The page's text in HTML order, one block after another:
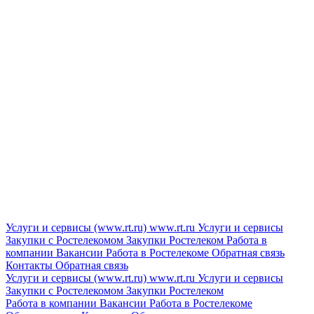
Услуги и сервисы (www.rt.ru) www.rt.ru Услуги и сервисы
Закупки с Ростелекомом Закупки Ростелеком Работа в
компании Вакансии Работа в Ростелекоме Обратная связь
Контакты Обратная связь
Услуги и сервисы (www.rt.ru) www.rt.ru Услуги и сервисы
Закупки с Ростелекомом Закупки Ростелеком
Работа в компании Вакансии Работа в Ростелекоме